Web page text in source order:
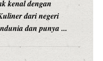
nama besar di dunia
Vicky Prasetyo, kini
...
Prasetyo Buka Restoran